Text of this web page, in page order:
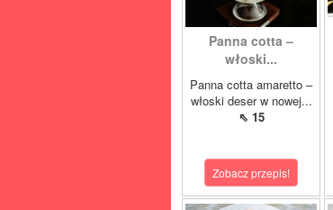
Panna cotta –
włoski...
Panna cotta amaretto –
włoski deser w nowej...
⇖ 15
Zobacz przepis!